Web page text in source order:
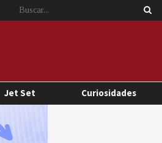
Jet Set Curiosidades